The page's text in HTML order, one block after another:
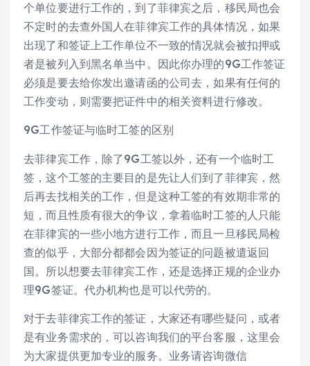
个单位要进行工作的，到了菲律宾之后，移民局也会
不定时的去查外国人在菲律宾工作的具体情况，如果
出现了和签证上工作单位不一致的情况就会被扣押或
者是被列入到黑名单当中。因此你办理的9G工作签证
必须是要去给你发出邀请函的公司去，如果有任何的
工作变动，则需要把证件中的相关资料进行修改。
9G工作签证与临时工签的区别
去菲律宾工作，除了9G工签以外，还有一个临时工
签，这个工签的主要目的是先让人们到了菲律宾，然
后再去找相关的工作，但是这种工签的有效期非常的
短，而且性质有很大的争议，拿着临时工签的人只能
在菲律宾的一些小地方进行工作，而且一旦移民局检
查的似乎，大部分都都会因为签证的问题被遣返回
国。所以想要去菲律宾工作，还是选择正规的企业办
理9G签证。代办机构也是可以代劳的。
对于去菲律宾工作的签证，大家还有哪些疑问，或者
是有业务需求的，可以咨询我们的平台客服，这里会
为大家提供更加专业的服务。业务请咨询微信